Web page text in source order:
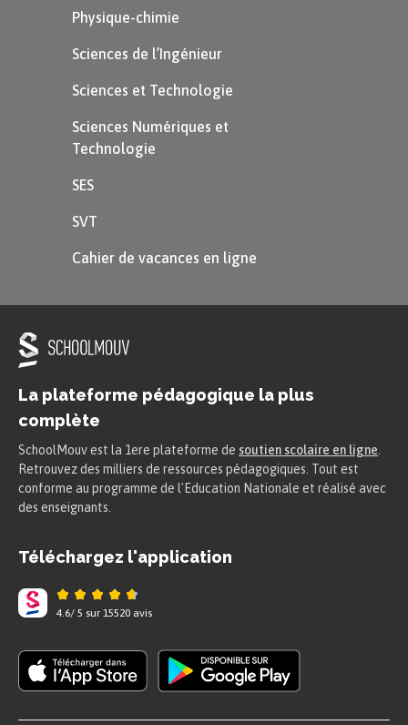
Physique-chimie
Sciences de l’Ingénieur
Sciences et Technologie
Sciences Numériques et
Technologie
SES
SVT
Cahier de vacances en ligne
La plateforme pédagogique la plus
complète
SchoolMouv est la 1ere plateforme de soutien scolaire en ligne
Retrouvez des milliers de ressources pédagogiques. Tout est
conforme au programme de l'Education Nationale et réalisé avec
des enseignants.
Téléchargez l'application
4.6/ 5 sur 15520 avis